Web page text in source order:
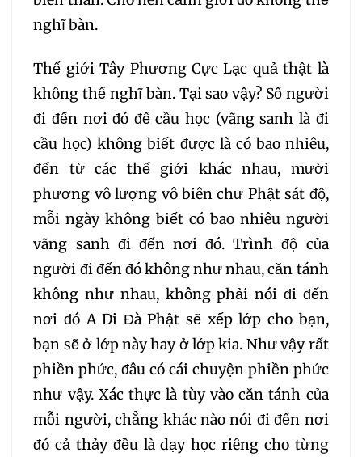
221 222 223
227 228 229
230 231 232
233 234 235
236 237 238
239 240 241
242 243 244
245 246 247
248 249 250
nghĩ bàn.
Thế giới Tây Phương Cực Lạc quả thật là
không thể nghĩ bàn. Tại sao vậy? Số người
đi đến nơi đó để cầu học (vãng sanh là đi
cầu học) không biết được là có bao nhiêu,
đến từ các thế giới khác nhau, mười
phương vô lượng vô biên chư Phật sát độ,
mỗi ngày không biết có bao nhiêu người
vãng sanh đi đến nơi đó. Trình độ của
người đi đến đó không như nhau, căn tánh
không như nhau, không phải nói đi đến
nơi đó A Di Đà Phật sẽ xếp lớp cho bạn,
bạn sẽ ở lớp này hay ở lớp kia. Như vậy rất
phiền phức, đâu có cái chuyện phiền phức
như vậy. Xác thực là tùy vào căn tánh của
mỗi người, chẳng khác nào nói đi đến nơi
đó cả thảy đều là dạy học riêng cho từng